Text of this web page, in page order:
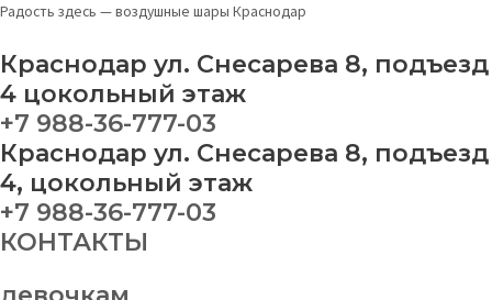
Перейти
содержимому
Радость здесь — воздушные шары Краснодар
Краснодар ул. Снесарева 8, подъезд
4 цокольный этаж
+7 988-36-777-03
Краснодар ул. Снесарева 8, подъезд
4, цокольный этаж
+7 988-36-777-03
КОНТАКТЫ
коляска
выписку
quantity